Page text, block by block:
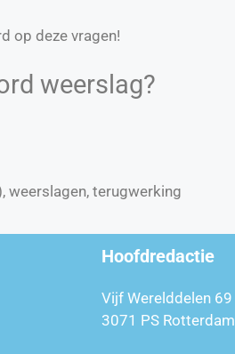
op deze vragen!
weerslag?
weerslagen, terugwerking
Hoofdredactie
Vijf Werelddelen 69
3071 PS Rotterdam